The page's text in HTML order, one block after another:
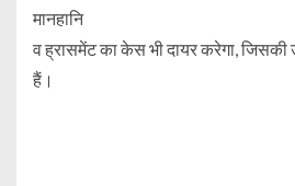
मानहानि
व ह्रासमेंट का केस भी दायर करेगा, जिसकी
हैं।